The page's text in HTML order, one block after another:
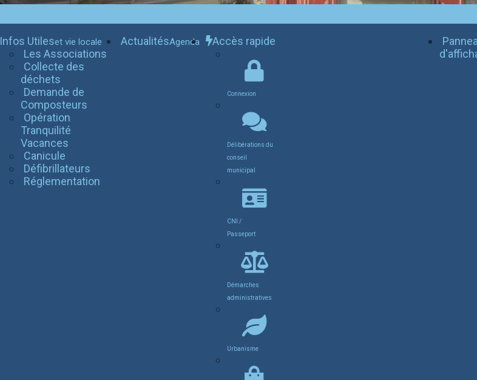
Infos Utileset vie locale
Les Associations
Collecte des
déchets
Demande de
Composteurs
Opération
Tranquilité
Vacances
Canicule
Défibrillateurs
Réglementation
ActualitésAgenda Accès rapide
Connexion
Délibérations du
conseil
municipal
CNI /
Passeport
Démarches
administratives
Urbanisme